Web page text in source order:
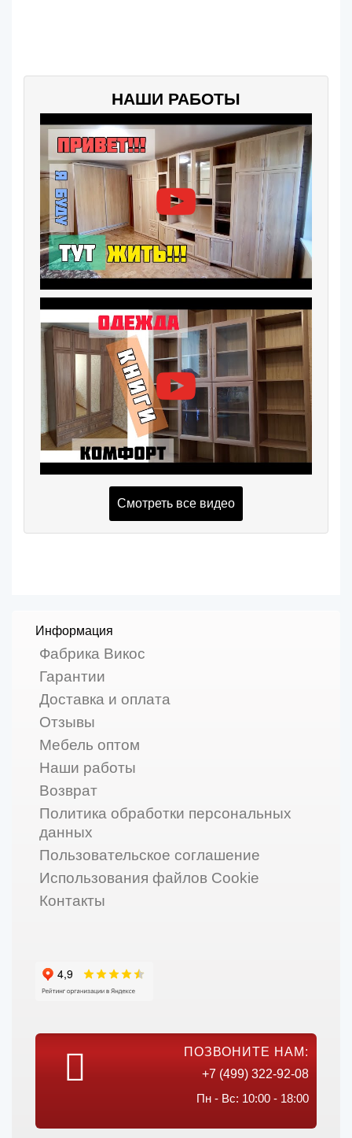
НАШИ РАБОТЫ
Смотреть все видео
Информация
Фабрика Викос
Гарантии
Доставка и оплата
Отзывы
Мебель оптом
Наши работы
Возврат
Политика обработки персональных
данных
Пользовательское соглашение
Использования файлов Cookie
Контакты
ПОЗВОНИТЕ НАМ:
+7 (499) 322-92-08
Пн - Вс: 10:00 - 18:00